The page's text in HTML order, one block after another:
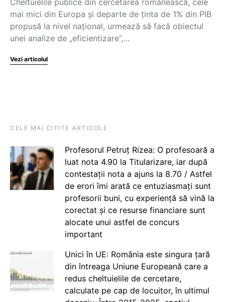
Cheltuielile publice din cercetarea românească, cele
mai mici din Europa și departe de ținta de 1% din PIB
propusă la nivel național, urmează să facă obiectul
unei analize de „eficientizare”,…
Vezi articolul
CELE MAI CITITE ARTICOLE
Profesorul Petruț Rizea: O profesoară a
luat nota 4.90 la Titularizare, iar după
contestații nota a ajuns la 8.70 / Astfel
de erori îmi arată ce entuziasmați sunt
profesorii buni, cu experiență să vină la
corectat și ce resurse financiare sunt
alocate unui astfel de concurs
important
Unici în UE: România este singura țară
din întreaga Uniune Europeană care a
redus cheltuielile de cercetare,
calculate pe cap de locuitor, în ultimul